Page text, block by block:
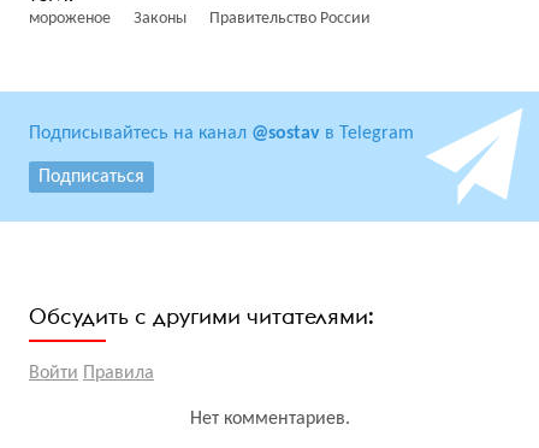
мороженое Законы Правительство России
Подписывайтесь на канал @sostav в Telegram
Подписаться
Обсудить с другими читателями:
Войти Правила
Нет комментариев.